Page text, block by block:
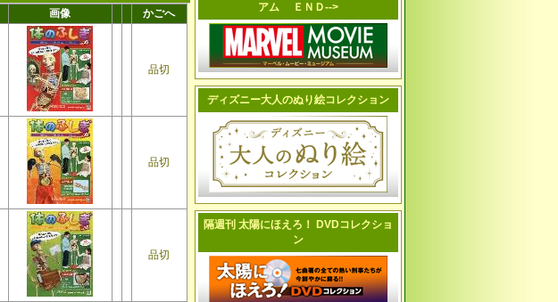
画像 かごへ
品切
品切
品切
アム ＥＮＤ-->
ディズニー大人のぬり絵コレクション
隔週刊 太陽にほえろ！ DVDコレクショ
ン